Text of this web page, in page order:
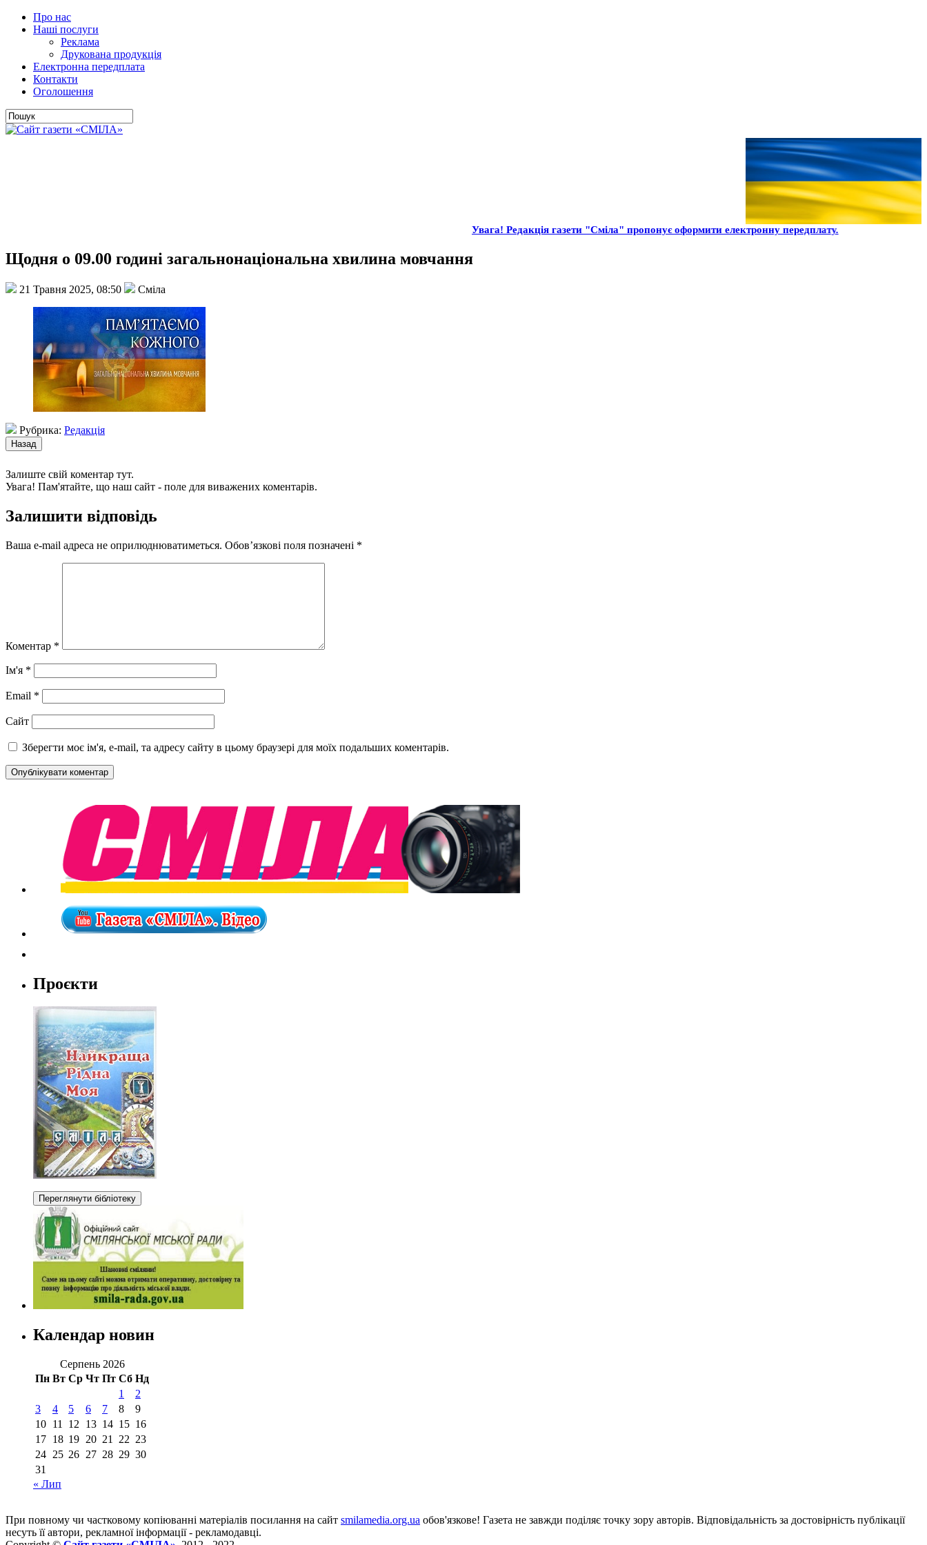
Про нас
Наші послуги
Реклама
Друкована продукція
Електронна передплата
Контакти
Оголошення
Увага! Редакція газети "Сміла" пропонує оформити електронну передплату.
Щодня о 09.00 годині загальнонаціональна хвилина мовчання
21 Травня 2025, 08:50 Сміла
Рубрика: Редакція
Залиште свій коментар тут.
Увага! Пам'ятайте, що наш сайт - поле для виважених коментарів.
Залишити відповідь
Ваша e-mail адреса не оприлюднюватиметься. Обов’язкові поля позначені *
Коментар *
Ім'я *
Email *
Сайт
Зберегти моє ім'я, e-mail, та адресу сайту в цьому браузері для моїх подальших коментарів.
Проєкти
Календар новин
Серпень 2026
Пн Вт Ср Чт Пт Сб Нд
1
2
3
4 5 6 7 8
9
10 11 12 13 14 15 16
17 18 19 20 21 22 23
24 25 26 27 28 29 30
31
« Лип
При повному чи частковому копіюванні матеріалів посилання на сайт smilamedia.org.ua обов'язкове! Газета не завжди поділяє точку зору авторів. Відповідальність за достовірність публікації
несуть її автори, рекламної інформації - рекламодавці.